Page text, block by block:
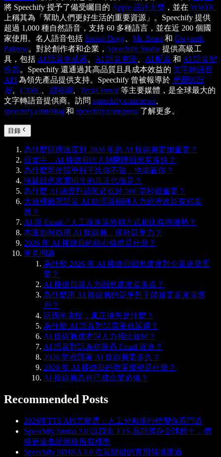
將 Speechify 授予了備受矚目的 Apple 設計大獎 ，並在 WWDC
上稱其為「幫助人們更好生活的重要資源」。Speechify 提供
超過 1,000 種自然語音，支持 60 多種語言，並在近 200 個國
家使用。名人語音包括 Snoop Dogg Mr. Beast 和 Gwyneth
Paltrow。對於創作者和企業， Speechify Studio 提供高級工
具，包括 AI 語音生成器 AI 語音克隆 AI 配音 和 AI 語音變
換器。Speechify 還通過其高品質且具成本效益的 文字轉語音
API 為領先產品提供支持。Speechify 曾被報導於 華爾街日
報、 CNBC 福布斯、 TechCrunch 等主要媒體，是全球最大的
文字轉語音提供商。訪問 speechify.com/news
speechify.com/blog 和 speechify.com/press 了解更多。
目錄
為什麼回應速度對 2026 年的 AI 接線員更加重要？
現實中，AI 接線員比人類團隊回應有多快？
為什麼即使競爭對手比你不強，也能贏你？
拖延回應來電損失的真正代價是？
為什麼 AI 語音對話延遲低於 500 毫秒很重要？
大規模部署語音 AI 助理與招聘人力經濟效益有何差
異？
AI 與 Email／人工跟進等外聯方式相比有何優勢？
本週如何啟用 AI 接線員，保持競爭力？
2026 年 AI 接線員的核心價值是什麼？
常見問題
為什麼 2026 年 AI 接線員回應速度對企業這麼重
要？
AI 接線員與人力回應速度差多遠？
為什麼用 AI 接線員的競爭對手能搶更多來電客
戶？
回應來電慢，真正損失是什麼？
為什麼 AI 語音對話需要低延遲？
AI 接線員成本與人力相比如何？
AI 語音對話為何勝過 Email 跟進？
2026 業者部署 AI 接線員要多久？
2026 年 AI 接線員的競爭優勢是什麼？
AI 接線員為何已成企業必備？
Recommended Posts
2026年TTS API怎麼選：人工分析排行榜帶你看門道
Speechify Simba 3.0 以頂尖 TTS 品質躋身全球前十，價
格更遠低於同級所有模型
Speechify SIMBA 3.0 在最關鍵的實用領域勝過